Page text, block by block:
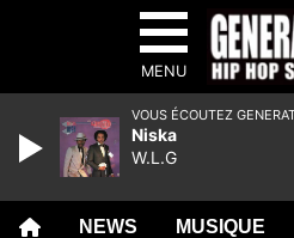
MENU
NEWS MUSIQUE
VOUS ÉCOUTEZ
Niska
W.L.G